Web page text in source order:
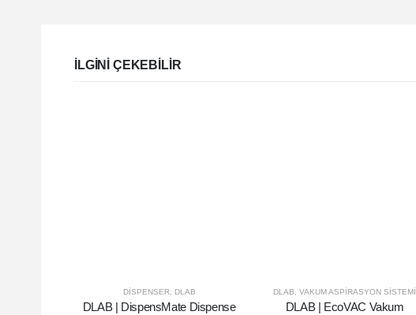
ILGINI ÇEKEBILIR
DISPENSER, DLAB
DLAB | DispensMate Dispense
DLAB,VAKUM ASPIRASYON SISTEMI
DLAB | EcoVAC Vakum